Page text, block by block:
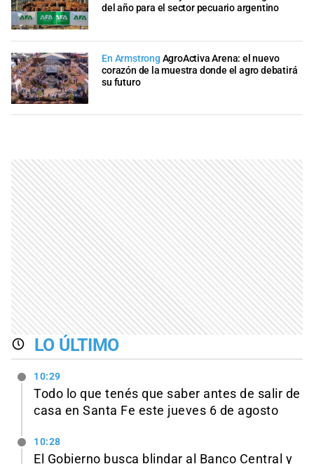
del año para el sector pecuario argentino
En Armstrong AgroActiva Arena: el nuevo
corazón de la muestra donde el agro debatirá
su futuro
LO ÚLTIMO
10:29
Todo lo que tenés que saber antes de salir de
casa en Santa Fe este jueves 6 de agosto
10:28
El Gobierno busca blindar al Banco Central y